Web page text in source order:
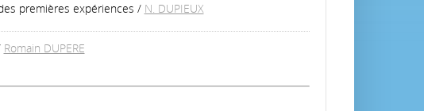
premières expériences / N. DUPIEUX
Romain DUPERE